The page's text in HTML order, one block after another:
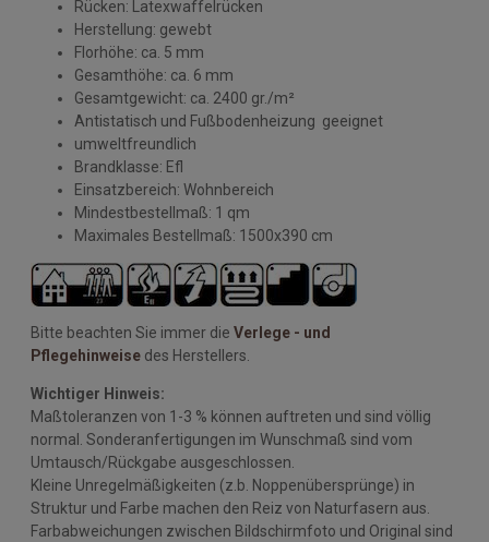
Rücken: Latexwaffelrücken
Herstellung: gewebt
Florhöhe: ca. 5 mm
Gesamthöhe: ca. 6 mm
Gesamtgewicht: ca. 2400 gr./m²
Antistatisch und Fußbodenheizung geeignet
umweltfreundlich
Brandklasse: Efl
Einsatzbereich: Wohnbereich
Mindestbestellmaß: 1 qm
Maximales Bestellmaß: 1500x390 cm
Bitte beachten Sie immer die Verlege - und
Pflegehinweise des Herstellers.
Wichtiger Hinweis:
Maßtoleranzen von 1-3 % können auftreten und sind völlig
normal. Sonderanfertigungen im Wunschmaß sind vom
Umtausch/Rückgabe ausgeschlossen.
Kleine Unregelmäßigkeiten (z.b. Noppenübersprünge) in
Struktur und Farbe machen den Reiz von Naturfasern aus.
Farbabweichungen zwischen Bildschirmfoto und Original sind